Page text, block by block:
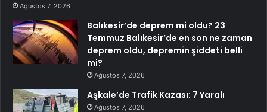
Ağustos 7, 2026
Balıkesir’de deprem mi oldu? 23
Temmuz Balıkesir’de en son ne zaman
deprem oldu, depremin şiddeti belli
mi?
Ağustos 7, 2026
Aşkale’de Trafik Kazası: 7 Yaralı
Ağustos 7, 2026